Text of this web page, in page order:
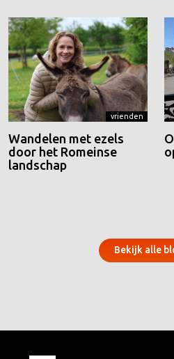
vrienden
Wandelen met ezels
door het Romeinse
landschap
Bekijk alle